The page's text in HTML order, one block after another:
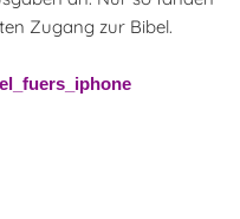
Zugang zur Bibel.